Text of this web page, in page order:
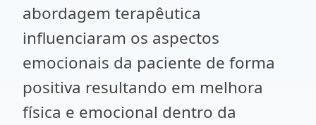
abordagem terapêutica
influenciaram os aspectos
emocionais da paciente de forma
positiva resultando em melhora
física e emocional dentro da